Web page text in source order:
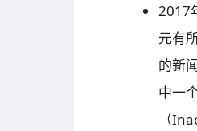
2017
元有
的新
中一
（